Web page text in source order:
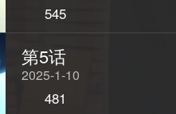
545
第5话
2025-1-10
481